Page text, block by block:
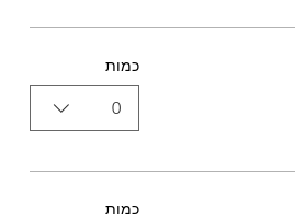
כמות
0
כמות